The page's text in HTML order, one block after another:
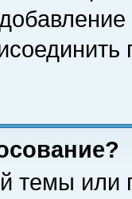
темы или